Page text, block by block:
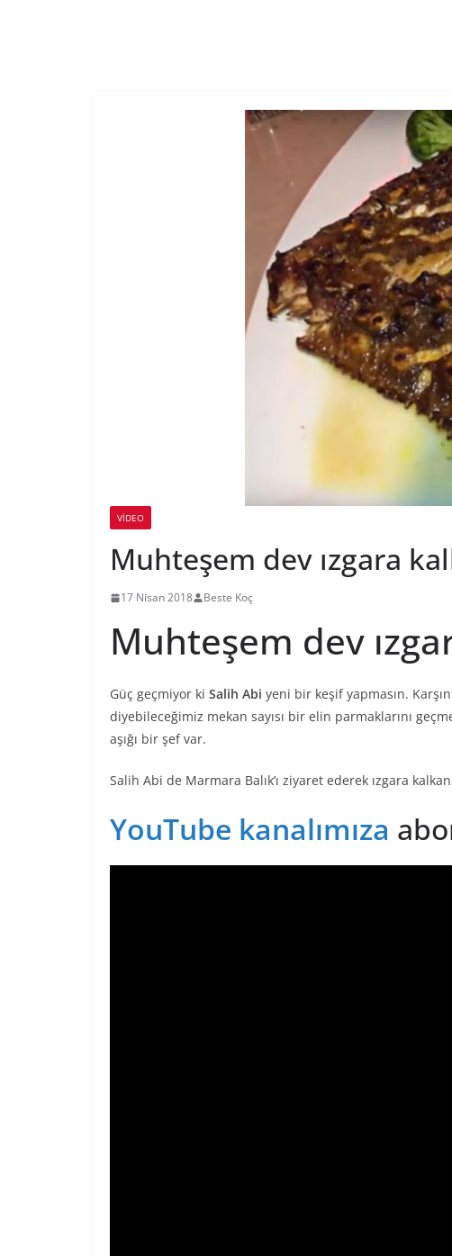
VIDEO
Muhteşem dev ızgara
17 Nisan 2018 Beste Koç
Muhteşem dev
Güç geçmiyor ki Salih Abi yeni bir keşif yapmasın.
diyebileceğimiz mekan sayısı bir elin parmaklarını
aşığı bir şef var.
Salih Abi de Marmara Balık’ı ziyaret ederek ızgara
YouTube kanalımıza